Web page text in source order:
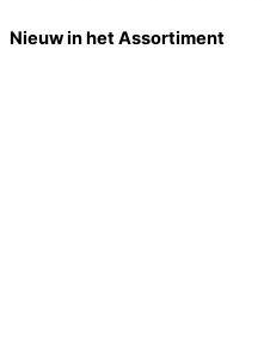
Nieuw in het Assortiment